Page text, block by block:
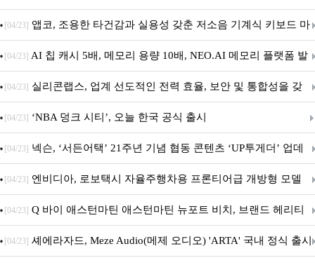
특집(1-4편)
[04/23] 앱코, 조용한 타건감과 실용성 갖춘 저소음 기계식 키보드 마
우스 세트 'KM580' 출시
[04/23] AI 칩 캐시 5배, 메모리 용량 10배, NEO.AI 메모리 플랫폼 발
표
[04/23] 실리콘랩스, 업계 선도적인 전력 효율, 보안 및 통합성을 갖
춘 초저전력 블루투스 LE SoC ‘BG2B’ 공개
[04/23] ‘NBA 덩크 시티’, 오늘 한국 공식 출시
[04/23] 넥슨, ‘서든어택’ 21주년 기념 협동 콘텐츠 ‘UP투게더’ 업데
이트
[04/23] 엔비디아, 로보택시 자율주행차용 프론티어급 개방형 모델
‘알파마요 2 슈퍼’ 상업적 이용 가능
[04/23] Q 바이 애스턴마틴 애스턴마틴 뉴포트 비치, 브랜드 헤리티
지 담은 ‘헤리티지 에디션 컬렉션’ 공개
[04/23] 셰에라자드, Meze Audio(메제 오디오) 'ARTA' 국내 정식 출시